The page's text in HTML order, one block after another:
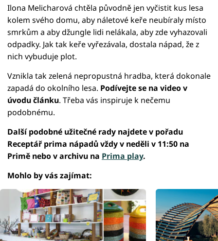
Ilona Melicharová chtěla původně jen vyčistit kus lesa
kolem svého domu, aby náletové keře neubíraly místo
smrkům a aby džungle lidi nelákala, aby zde vyhazovali
odpadky. Jak tak keře vyřezávala, dostala nápad, že z
nich vybuduje plot.
Vznikla tak zelená nepropustná hradba, která dokonale
zapadá do okolního lesa. Podívejte se na video v
úvodu článku. Třeba vás inspiruje k nečemu
podobnému.
Další podobné užitečné rady najdete v pořadu
Receptář prima nápadů vždy v neděli v 11:50 na
Primě nebo v archivu na Prima play.
Mohlo by vás zajímat: